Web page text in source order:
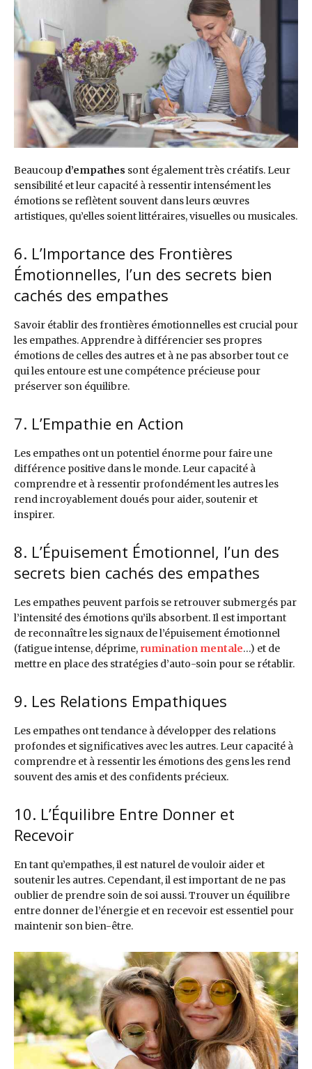
Beaucoup d’empathes sont également très créatifs. Leur
sensibilité et leur capacité à ressentir intensément les
émotions se reflètent souvent dans leurs œuvres
artistiques, qu’elles soient littéraires, visuelles ou musicales.
6. L’Importance des Frontières
Émotionnelles, l’un des secrets bien
cachés des empathes
Savoir établir des frontières émotionnelles est crucial pour
les empathes. Apprendre à différencier ses propres
émotions de celles des autres et à ne pas absorber tout ce
qui les entoure est une compétence précieuse pour
préserver son équilibre.
7. L’Empathie en Action
Les empathes ont un potentiel énorme pour faire une
différence positive dans le monde. Leur capacité à
comprendre et à ressentir profondément les autres les
rend incroyablement doués pour aider, soutenir et
inspirer.
8. L’Épuisement Émotionnel, l’un des
secrets bien cachés des empathes
Les empathes peuvent parfois se retrouver submergés par
l’intensité des émotions qu’ils absorbent. Il est important
de reconnaître les signaux de l’épuisement émotionnel
(fatigue intense, déprime, rumination mentale…) et de
mettre en place des stratégies d’auto-soin pour se rétablir.
9. Les Relations Empathiques
Les empathes ont tendance à développer des relations
profondes et significatives avec les autres. Leur capacité à
comprendre et à ressentir les émotions des gens les rend
souvent des amis et des confidents précieux.
10. L’Équilibre Entre Donner et
Recevoir
En tant qu’empathes, il est naturel de vouloir aider et
soutenir les autres. Cependant, il est important de ne pas
oublier de prendre soin de soi aussi. Trouver un équilibre
entre donner de l’énergie et en recevoir est essentiel pour
maintenir son bien-être.